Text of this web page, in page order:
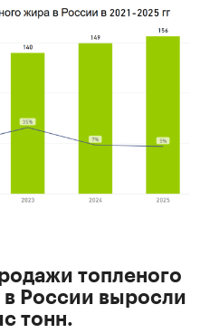
топленого
России выросли
тонн.